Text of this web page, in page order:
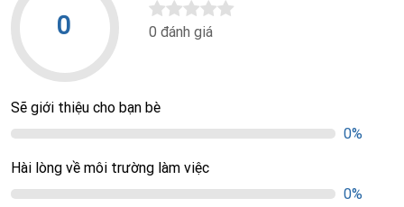
0 0 đánh giá
Sẽ giới thiệu cho bạn bè
0%
Hài lòng về môi trường làm việc
0%